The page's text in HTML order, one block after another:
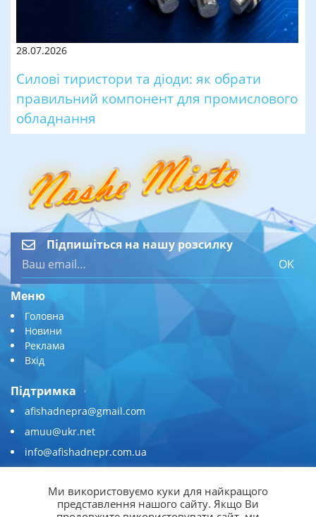
28.07.2026
Силові тиристори та діоди: як обрати
правильний компонент для промислового
обладнання
Підпишіться на нашу розсилку
OK
Меню
Головна
Новини
Реклама
Вхід
Підтримка
afishadnepra@gmail.com
amuu@ukr.net
info@afishadnepr.com.ua
Приєднуйтесь
Ми використовуємо куки для найкращого
представлення нашого сайту. Якщо Ви